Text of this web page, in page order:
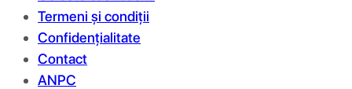
Termeni și condiții
Confidențialitate
Contact
ANPC